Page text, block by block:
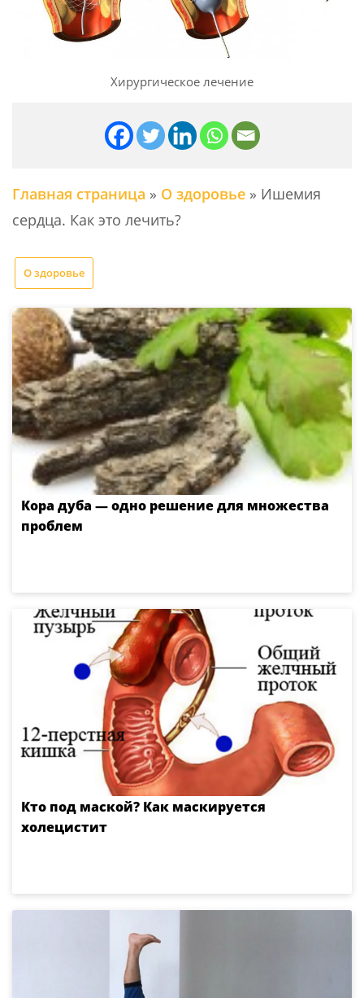
Хирургическое лечение
Главная страница » О здоровье » Ишемия
сердца. Как это лечить?
О здоровье
Кора дуба — одно решение для множества
проблем
Кто под маской? Как маскируется
холецистит